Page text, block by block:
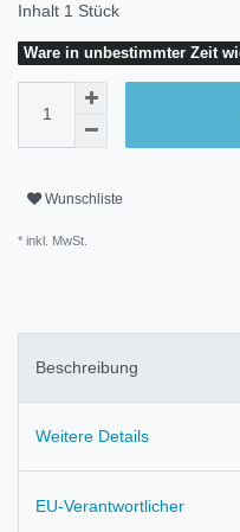
Inhalt 1 Stück
Ware in unbestimmter Zeit
Wunschliste
* inkl. MwSt.
Beschreibung
Weitere Details
EU-Verantwortlicher